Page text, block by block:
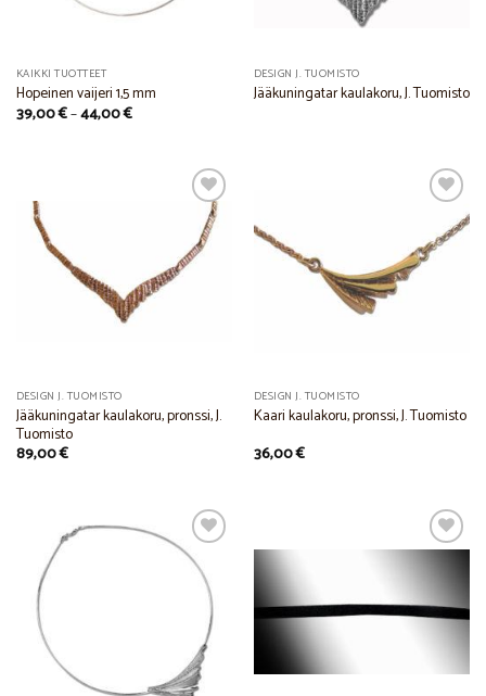
KAIKKI TUOTTEET
Hopeinen vaijeri 1,5 mm
39,00€–44,00€Price
range:
DESIGN J. TUOMISTO
Jääkuningatar kaulakoru, J. Tuomisto
Add to
Wishlist
DESIGN J. TUOMISTO
Jääkuningatar kaulakoru, pronssi, J.
Tuomisto
89,00€
Add to
Wishlist
DESIGN J. TUOMISTO
Kaari kaulakoru, pronssi, J. Tuomisto
36,00€
Add to
Wishlist Wishlist